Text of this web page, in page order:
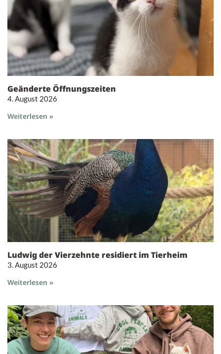
Geänderte Öffnungszeiten
4. August 2026
Weiterlesen »
Ludwig der Vierzehnte residiert im Tierheim
3. August 2026
Weiterlesen »